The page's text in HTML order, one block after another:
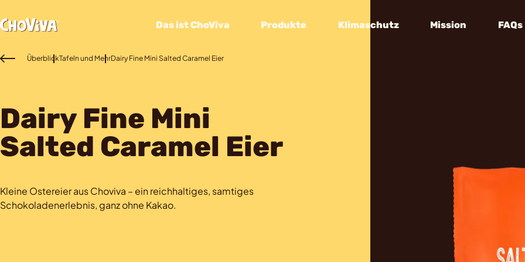
Das ist ChoViva Produkte Klimaschutz Mission FAQs
ÜberblickTafeln und MehrDairy Fine Mini Salted Caramel Eier
Dairy Fine Mini
Salted Caramel Eier
Kleine Ostereier aus Choviva – ein reichhaltiges, samtiges
Schokoladenerlebnis, ganz ohne Kakao.